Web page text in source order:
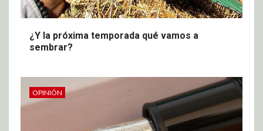
¿Y la próxima temporada qué vamos a
sembrar?
OPINIÓN